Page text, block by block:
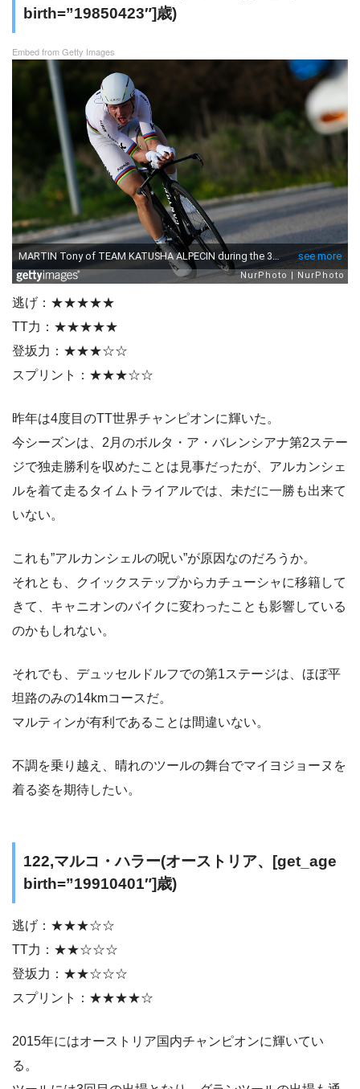
birth=”19850423″]歳)
Embed from Getty Images
逃げ：★★★★★
TT力：★★★★★
登坂力：★★★☆☆
スプリント：★★★☆☆
昨年は4度目のTT世界チャンピオンに輝いた。
今シーズンは、2月のボルタ・ア・バレンシアナ第2ステー
ジで独走勝利を収めたことは見事だったが、アルカンシェ
ルを着て走るタイムトライアルでは、未だに一勝も出来て
いない。
これも”アルカンシェルの呪い”が原因なのだろうか。
それとも、クイックステップからカチューシャに移籍して
きて、キャニオンのバイクに変わったことも影響している
のかもしれない。
それでも、デュッセルドルフでの第1ステージは、ほぼ平
坦路のみの14kmコースだ。
マルティンが有利であることは間違いない。
不調を乗り越え、晴れのツールの舞台でマイヨジョーヌを
着る姿を期待したい。
122,マルコ・ハラー(オーストリア、[get_age
birth=”19910401″]歳)
逃げ：★★★☆☆
TT力：★★☆☆☆
登坂力：★★☆☆☆
スプリント：★★★★☆
2015年にはオーストリア国内チャンピオンに輝いてい
る。